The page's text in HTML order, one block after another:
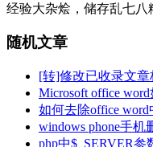
经验大杂烩，储存乱七八
随机文章
[转]修改已收录文章
Microsoft office
如何去除office word
windows phone手
php中$_SERVER